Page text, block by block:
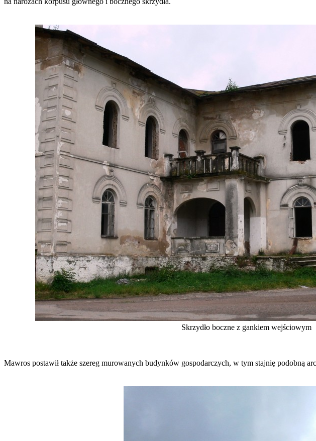
Skrzydło boczne z gankiem wejściowym
Mawros postawił także szereg murowanych budynków gospodarczych, w tym stajnię podobną